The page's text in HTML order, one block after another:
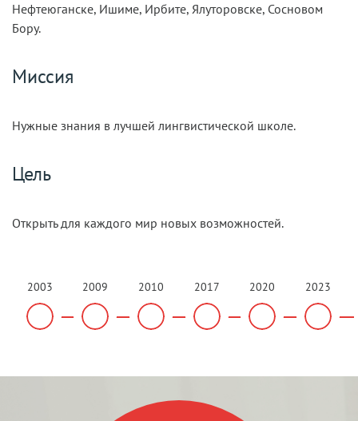
Нефтеюганске, Ишиме, Ирбите, Ялуторовске, Сосновом
Бору.
Миссия
Нужные знания в лучшей лингвистической школе.
Цель
Открыть для каждого мир новых возможностей.
2003 2009 2010 2017 2020 2023